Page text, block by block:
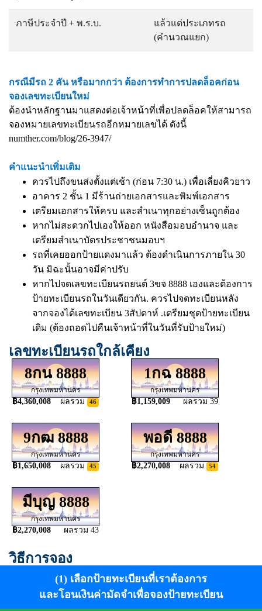
ภาษีประจำปี + พ.ร.บ.
แล้วแต่ประเภทรถ
(คำนวณแยก)
กรณีมีรถ 2 คัน หรือมากกว่า ต้องการทำการปลดล็อคก่อน
จองเลขทะเบียนใหม่
ต้องนำหลักฐานมาแสดงต่อเจ้าหน้าที่เพื่อปลดล็อคให้สามารถ
จองหมายเลขทะเบียนรถอีกหมายเลขได้ ดังนี้
numther.com/blog/26-3947/
คำแนะนำเพิ่มเติม
ควรไปถึงขนส่งตั้งแต่เช้า (ก่อน 7:30 น.) เพื่อเลี่ยงคิวยาว
อาคาร 2 ชั้น 1 มีร้านถ่ายเอกสารและพิมพ์เอกสาร
เตรียมเอกสารให้ครบ และสำเนาทุกอย่างเซ็นถูกต้อง
หากไม่สะดวกไปเองให้ออก หนังสือมอบอำนาจ และ
เตรียมสำเนาบัตรประชาชนมอบฯ
รถที่เคยออกป้ายแดงมาแล้ว ต้องดำเนินการภายใน 30
วัน มิฉะนั้นอาจมีค่าปรับ
หากไปจดเลขทะเบียนรถยนต์ 3ขจ 8888 เองและต้องการ
ป้ายทะเบียนรถในวันเดียวกัน. ควรไปจดทะเบียนหลัง
จากจองได้เลขทะเบียน 3สัปดาห์ .เตรียมชุดป้ายทะเบียน
เดิม (ต้องถอดไปคืนเจ้าหน้าที่ในวันที่รับป้ายใหม่)
เลขทะเบียนรถใกล้เคียง
8กน 8888
กรุงเทพมหานคร
฿4,360,008 ผลรวม 46
1กฉ 8888
กรุงเทพมหานคร
฿1,159,009 ผลรวม 39
9กฒ 8888
กรุงเทพมหานคร
฿1,650,008 ผลรวม 45
พอดี 8888
กรุงเทพมหานคร
฿2,270,008 ผลรวม 54
มีบุญ 8888
กรุงเทพมหานคร
฿2,270,008 ผลรวม 43
วิธีการจอง
(1) เลือกป้ายทะเบียนที่เราต้องการ
และโอนเงินค่ามัดจำเพื่อจองป้ายทะเบียน